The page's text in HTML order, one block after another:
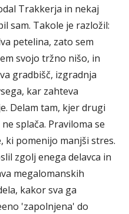
Trakkerja in nekaj
sam. Takole je razložil:
petelina, zato sem
svojo tržno nišo, in
gradbišč, izgradnja
kar zahteva
Delam tam, kjer drugi
splača. Praviloma se
ki pomenijo manjši stres.
zgolj enega delavca in
megalomanskih
kakor sva ga
'zapolnjena' do